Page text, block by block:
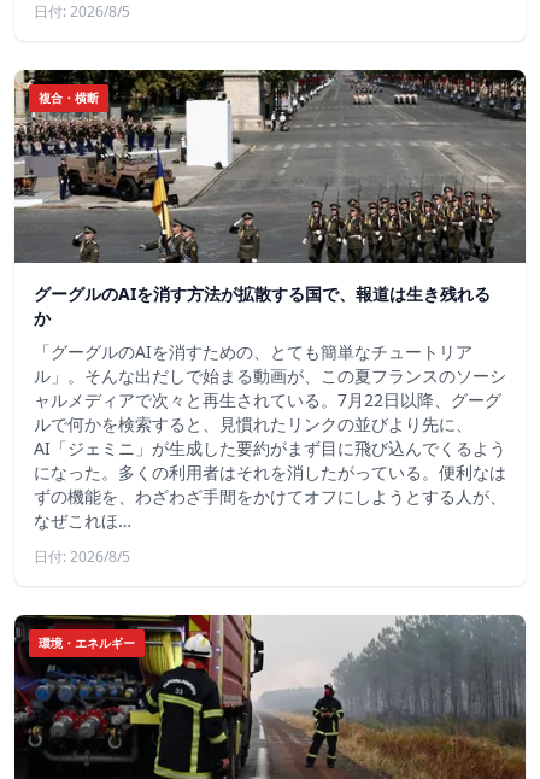
日付: 2026/8/5
複合・横断
グーグルのAIを消す方法が拡散する国で、報道は生き残れる
か
「グーグルのAIを消すための、とても簡単なチュートリア
ル」。そんな出だしで始まる動画が、この夏フランスのソーシ
ャルメディアで次々と再生されている。7月22日以降、グーグ
ルで何かを検索すると、見慣れたリンクの並びより先に、
AI「ジェミニ」が生成した要約がまず目に飛び込んでくるよう
になった。多くの利用者はそれを消したがっている。便利なは
ずの機能を、わざわざ手間をかけてオフにしようとする人が、
なぜこれほ…
日付: 2026/8/5
環境・エネルギー